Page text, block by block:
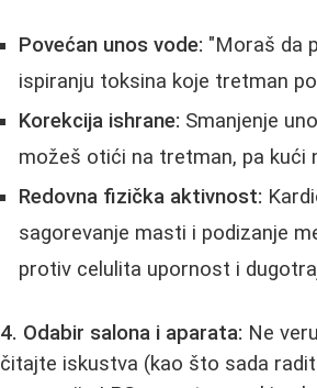
Povećan unos vode: "Moraš da
ispiranju toksina koje tretman
Korekcija ishrane: Smanjenje
možeš otići na tretman, pa kući
Redovna fizička aktivnost:
sagorevanje masti i podizanje
protiv celulita upornost i
4. Odabir salona i aparata: Ne
čitajte iskustva (kao što sada